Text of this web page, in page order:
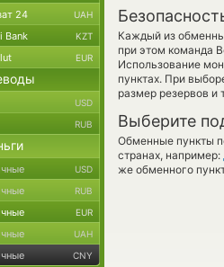
Каждый из
при этом команда
Использование
пунктах. При
размер резервов и
Выберите
Обменные пункты
странах, например:
же обменного
24 UAH
Bank KZT
EUR
USD
RUB
USD
RUB
EUR
UAH
CNY